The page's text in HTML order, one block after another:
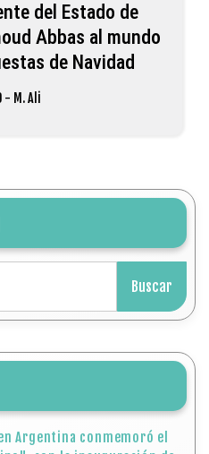
del Estado de
Abbas al mundo
de Navidad
- M. Ali
Argentina conmemoró el